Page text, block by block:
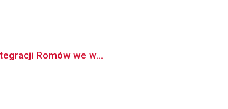
Romów we w...